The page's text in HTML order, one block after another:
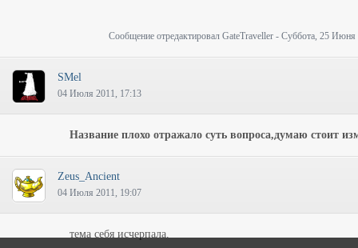
Сообщение отредактировал GateTraveller - Суббота, 25 Июня
SMel
04 Июля 2011, 17:13
Название плохо отражало суть вопроса,думаю стоит
Zeus_Ancient
04 Июля 2011, 19:07
тема себя исчерпала.